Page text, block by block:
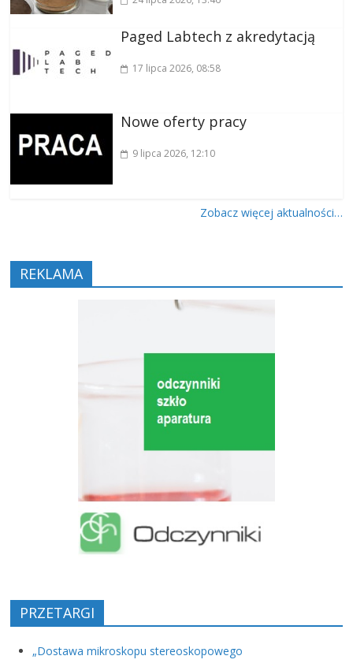
Paged Labtech z akredytacją
17 lipca 2026, 08:58
Nowe oferty pracy
9 lipca 2026, 12:10
Zobacz więcej aktualności…
REKLAMA
PRZETARGI
„Dostawa mikroskopu stereoskopowego